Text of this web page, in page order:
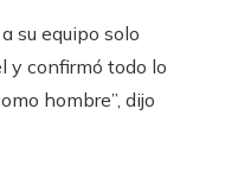
su equipo solo
y confirmó todo lo
hombre”, dijo